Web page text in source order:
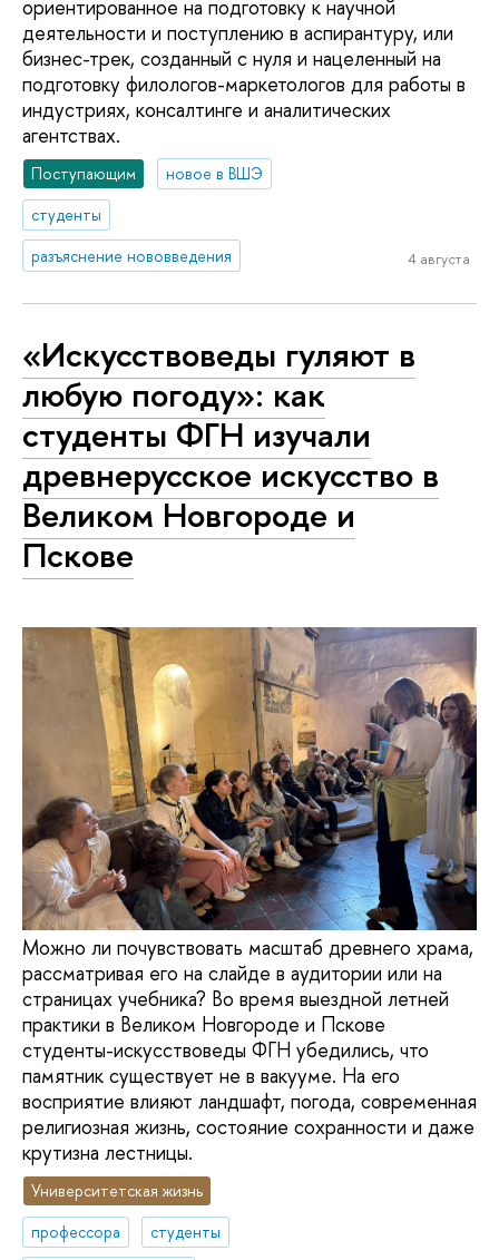
ориентированное на подготовку к научной
деятельности и поступлению в аспирантуру, или
бизнес-трек, созданный с нуля и нацеленный на
подготовку филологов-маркетологов для работы в
индустриях, консалтинге и аналитических
агентствах.
Поступающим
новое в ВШЭ
студенты
разъяснение нововведения
4 августа
«Искусствоведы гуляют в
любую погоду»: как
студенты ФГН изучали
древнерусское искусство в
Великом Новгороде и
Пскове
Можно ли почувствовать масштаб древнего храма,
рассматривая его на слайде в аудитории или на
страницах учебника? Во время выездной летней
практики в Великом Новгороде и Пскове
студенты-искусствоведы ФГН убедились, что
памятник существует не в вакууме. На его
восприятие влияют ландшафт, погода, современная
религиозная жизнь, состояние сохранности и даже
крутизна лестницы.
Университетская жизнь
профессора
студенты